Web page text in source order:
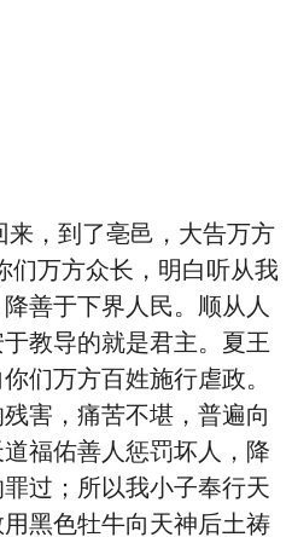
，到了亳邑，大告万方
们万方众长，明白听从我
善于下界人民。顺从人
教导的就是君主。夏王
们万方百姓施行虐政。
害，痛苦不堪，普遍向
道福佑善人惩罚坏人，降
过；所以我小子奉行天
黑色牡牛向天神后土祷